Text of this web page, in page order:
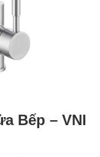
Bếp – VNI